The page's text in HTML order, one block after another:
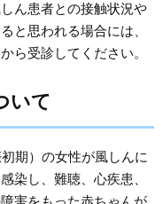
ん患者との接触状況や
と思われる場合には、
ら受診してください。
いて
期）の女性が風しんに
染し、難聴、心疾患、